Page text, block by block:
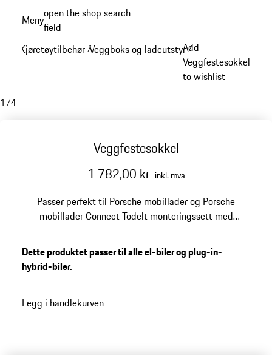
Menyopen the shop search
field
Kjøretøytilbehør /Veggboks og ladeutstyr/
Add
Veggfestesokkel
to wishlist
1 /4
Veggfestesokkel
1 782,00 kr inkl. mva
Passer perfekt til Porsche mobillader og Porsche
mobillader ConnectTodelt monteringssett med
Dette produktet passer til alle el-biler og plug-in-
hybrid-biler.
Legg i handlekurven